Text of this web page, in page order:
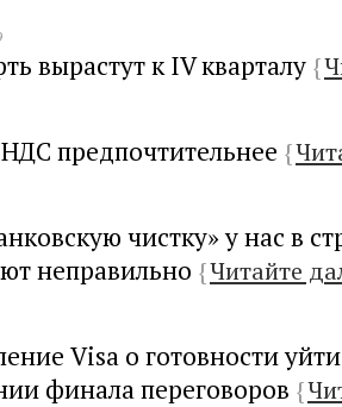
вырастут к IV кварталу {
предпочтительнее {
чистку» у нас в
неправильно {Читайте
Visa о готовности
финала переговоров {